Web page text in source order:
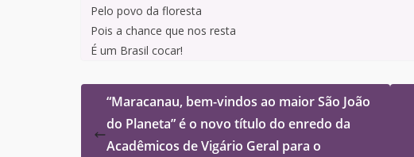
Pelo povo da floresta
Pois a chance que nos resta
É um Brasil cocar!
“Maracanau, bem-vindos ao maior São João
do Planeta” é o novo título do enredo da
Acadêmicos de Vigário Geral para o